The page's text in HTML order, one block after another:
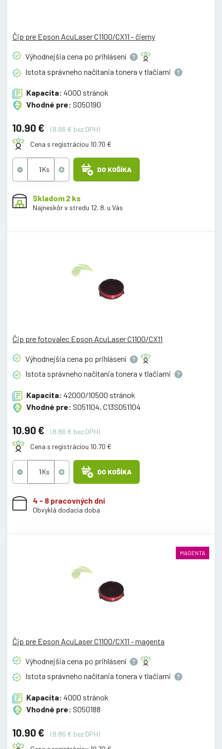
Čip pre Epson AcuLaser C1100/CX11 - čierny
Výhodnejšia cena po prihlásení
Istota správneho načítania tonera v tlačiarni
Kapacita: 4000 stránok
Vhodné pre: S050190
10.90 €
(8.86 € bez DPH)
Cena s registráciou 10.70 €
DO KOŠÍKA
Skladom 2 ks
Najneskôr v stredu 12. 8. u Vás
Čip pre fotovalec Epson AcuLaser C1100/CX11
Výhodnejšia cena po prihlásení
Istota správneho načítania tonera v tlačiarni
Kapacita: 42000/10500 stránok
Vhodné pre: S051104, C13S051104
10.90 €
(8.86 € bez DPH)
Cena s registráciou 10.70 €
DO KOŠÍKA
4 - 8 pracovných dní
Obvyklá dodacia doba
MAGENTA
Čip pre Epson AcuLaser C1100/CX11 - magenta
Výhodnejšia cena po prihlásení
Istota správneho načítania tonera v tlačiarni
Kapacita: 4000 stránok
Vhodné pre: S050188
10.90 €
(8.86 € bez DPH)